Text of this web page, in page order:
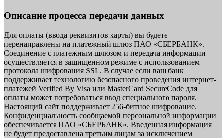
Описание процесса передачи данных
Для оплаты (ввода реквизитов карты) вы будете
перенаправлены на платежный шлюз ПАО «СБЕРБАНК».
Соединение с платежным шлюзом и передача информации
осуществляется в защищенном режиме с использованием
протокола шифрования SSL. В случае если ваш банк
поддерживает технологию безопасного проведения интернет-
платежей Verified By Visa или MasterCard SecureCode для
оплаты может потребоваться ввод специального пароля.
Настоящий сайт поддерживает 256-битное шифрование.
Конфиденциальность сообщаемой персональной информации
обеспечивается ПАО «СБЕРБАНК». Введенная информация
не будет предоставлена третьим лицам за исключением